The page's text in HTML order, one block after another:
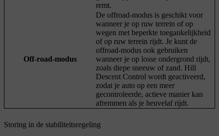
remt.
Off-road-modus
De offroad-modus is geschikt voor
wanneer je op ruw terrein of op
wegen met beperkte toegankelijkheid
of op ruw terrein rijdt. Je kunt de
offroad-modus ook gebruiken
wanneer je op losse ondergrond rijdt,
zoals diepe sneeuw of zand. Hill
Descent Control wordt geactiveerd,
zodat je auto op een meer
gecontroleerde, actieve manier kan
afremmen als je heuvelaf rijdt.
Storing in de stabiliteitsregeling